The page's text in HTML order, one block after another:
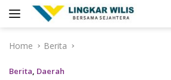
Home
Berita
Berita, Daerah